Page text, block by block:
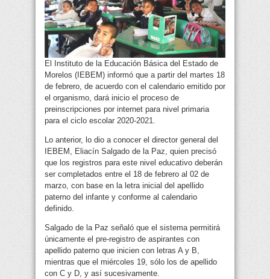
El Instituto de la Educación Básica del Estado de
Morelos (IEBEM) informó que a partir del martes 18
de febrero, de acuerdo con el calendario emitido por
el organismo, dará inicio el proceso de
preinscripciones por internet para nivel primaria
para el ciclo escolar 2020-2021.
Lo anterior, lo dio a conocer el director general del
IEBEM, Eliacín Salgado de la Paz, quien precisó
que los registros para este nivel educativo deberán
ser completados entre el 18 de febrero al 02 de
marzo, con base en la letra inicial del apellido
paterno del infante y conforme al calendario
definido.
Salgado de la Paz señaló que el sistema permitirá
únicamente el pre-registro de aspirantes con
apellido paterno que inicien con letras A y B,
mientras que el miércoles 19, sólo los de apellido
con C y D, y así sucesivamente.